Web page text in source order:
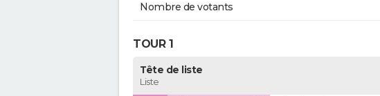
Nombre de votants
TOUR 1
Tête de liste
Liste